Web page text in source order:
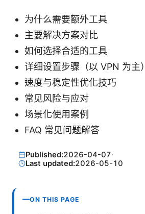
为什么需要额外工具
主要解决方案对比
如何选择合适的工具
详细设置步骤（以 VPN 为主）
速度与稳定性优化技巧
常见风险与应对
场景化使用案例
FAQ 常见问题解答
Published:2026-04-07·
Last updated:2026-05-10
ON THIS PAGE